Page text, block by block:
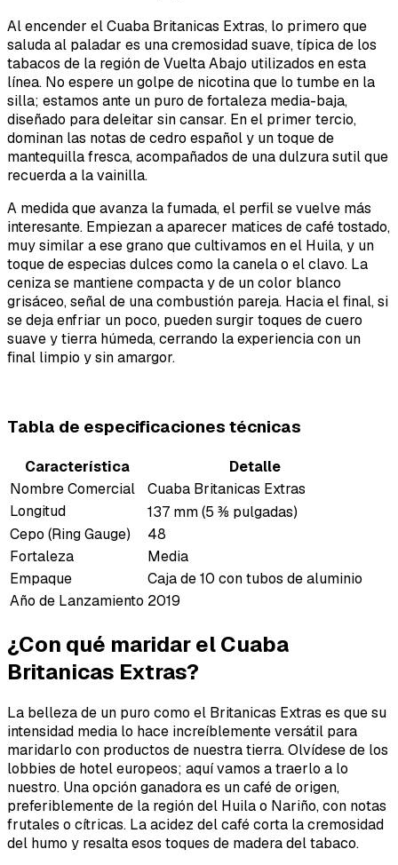
Al encender el Cuaba Britanicas Extras, lo primero que
saluda al paladar es una cremosidad suave, típica de los
tabacos de la región de Vuelta Abajo utilizados en esta
línea. No espere un golpe de nicotina que lo tumbe en la
silla; estamos ante un puro de fortaleza media-baja,
diseñado para deleitar sin cansar. En el primer tercio,
dominan las notas de cedro español y un toque de
mantequilla fresca, acompañados de una dulzura sutil que
recuerda a la vainilla.
A medida que avanza la fumada, el perfil se vuelve más
interesante. Empiezan a aparecer matices de café tostado,
muy similar a ese grano que cultivamos en el Huila, y un
toque de especias dulces como la canela o el clavo. La
ceniza se mantiene compacta y de un color blanco
grisáceo, señal de una combustión pareja. Hacia el final, si
se deja enfriar un poco, pueden surgir toques de cuero
suave y tierra húmeda, cerrando la experiencia con un
final limpio y sin amargor.
Tabla de especificaciones técnicas
Característica
Detalle
Nombre Comercial
Cuaba Britanicas Extras
Longitud
137 mm (5 ⅜ pulgadas)
Cepo (Ring Gauge)
48
Fortaleza
Media
Empaque
Caja de 10 con tubos de aluminio
Año de Lanzamiento 2019
¿Con qué maridar el Cuaba
Britanicas Extras?
La belleza de un puro como el Britanicas Extras es que su
intensidad media lo hace increíblemente versátil para
maridarlo con productos de nuestra tierra. Olvídese de los
lobbies de hotel europeos; aquí vamos a traerlo a lo
nuestro. Una opción ganadora es un café de origen,
preferiblemente de la región del Huila o Nariño, con notas
frutales o cítricas. La acidez del café corta la cremosidad
del humo y resalta esos toques de madera del tabaco.